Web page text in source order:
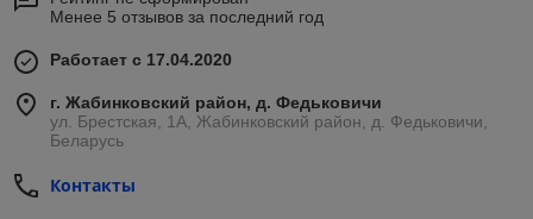
Менее 5 отзывов за последний год
Работает с 17.04.2020
г. Жабинковский район, д. Федьковичи
ул. Брестская, 1А, Жабинковский район, д. Федьковичи,
Беларусь
Контакты